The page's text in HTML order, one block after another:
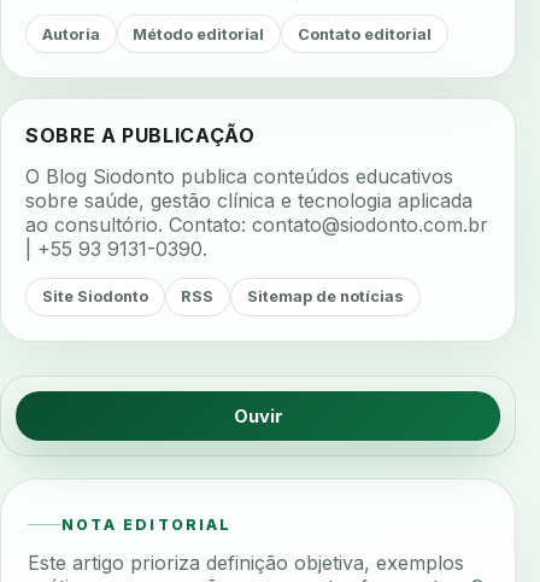
Autoria Método editorial Contato editorial
SOBRE A PUBLICAÇÃO
O Blog Siodonto publica conteúdos educativos
sobre saúde, gestão clínica e tecnologia aplicada
ao consultório. Contato: contato@siodonto.com.br
| +55 93 9131-0390.
Site Siodonto RSS Sitemap de notícias
Ouvir
NOTA EDITORIAL
Este artigo prioriza definição objetiva, exemplos